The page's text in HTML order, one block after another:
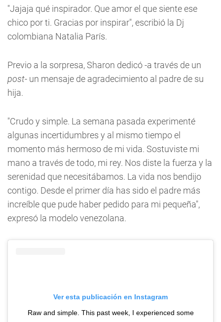
"Jajaja qué inspirador. Que amor el que siente ese
chico por ti. Gracias por inspirar", escribió la Dj
colombiana Natalia París.
Previo a la sorpresa, Sharon dedicó -a través de un
post- un mensaje de agradecimiento al padre de su
hija.
"Crudo y simple. La semana pasada experimenté
algunas incertidumbres y al mismo tiempo el
momento más hermoso de mi vida. Sostuviste mi
mano a través de todo, mi rey. Nos diste la fuerza y ​​la
serenidad que necesitábamos. La vida nos bendijo
contigo. Desde el primer día has sido el padre más
increíble que pude haber pedido para mi pequeña",
expresó la modelo venezolana.
Ver esta publicación en Instagram
Raw and simple. This past week, I experienced some